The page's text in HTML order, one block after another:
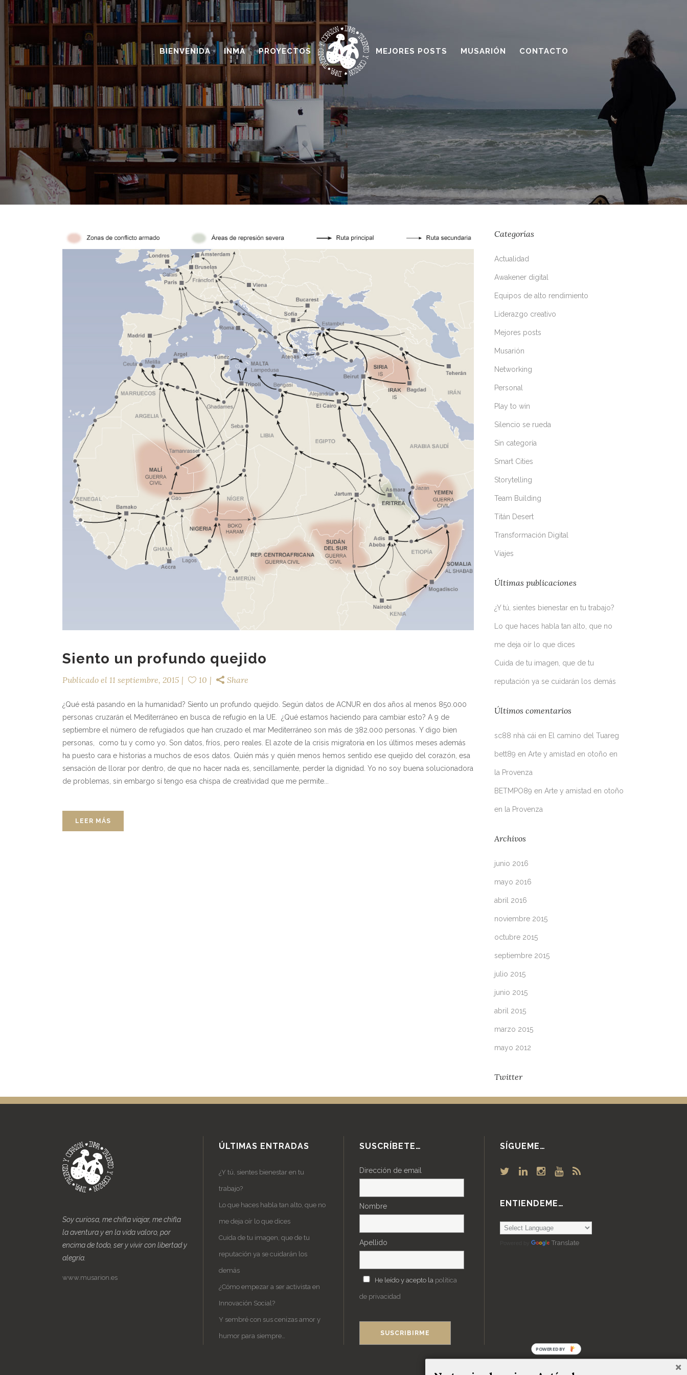
BIENVENIDA INMA PROYECTOS MEJORES POSTS MUSARIÓN CONTACTO
Siento un profundo quejido
Publicado el 11 septiembre, 2015 10 Share
¿Qué está pasando en la humanidad? Siento un profundo quejido. Según datos de ACNUR en dos años al menos 850.000
personas cruzarán el Mediterráneo en busca de refugio en la UE. ¿Qué estamos haciendo para cambiar esto? A 9 de
septiembre el número de refugiados que han cruzado el mar Mediterráneo son más de 382.000 personas. Y digo bien
personas, como tu y como yo. Son datos, fríos, pero reales. El azote de la crisis migratoria en los últimos meses además
ha puesto cara e historias a muchos de esos datos. Quién más y quién menos hemos sentido ese quejido del corazón, esa
sensación de llorar por dentro, de que no hacer nada es, sencillamente, perder la dignidad. Yo no soy buena solucionadora
de problemas, sin embargo sí tengo esa chispa de creatividad que me permite...
LEER MÁS
Categorías
Actualidad
Awakener digital
Equipos de alto rendimiento
Liderazgo creativo
Mejores posts
Musarión
Networking
Personal
Play to win
Silencio se rueda
Sin categoría
Smart Cities
Storytelling
Team Building
Titán Desert
Transformación Digital
Viajes
Últimas publicaciones
¿Y tú, sientes bienestar en tu trabajo?
Lo que haces habla tan alto, que no
me deja oír lo que dices
Cuida de tu imagen, que de tu
reputación ya se cuidarán los demás
Últimos comentarios
sc88 nhà cái en El camino del Tuareg
bett89 en Arte y amistad en otoño en
la Provenza
BETMPO89 en Arte y amistad en otoño
en la Provenza
Archivos
junio 2016
mayo 2016
abril 2016
noviembre 2015
octubre 2015
septiembre 2015
julio 2015
junio 2015
abril 2015
marzo 2015
mayo 2012
Twitter
Soy curiosa, me chifla viajar, me chifla
la aventura y en la vida valoro, por
encima de todo, ser y vivir con libertad y
alegría.
www.musarion.es
ÚLTIMAS ENTRADAS
¿Y tú, sientes bienestar en tu
trabajo?
Lo que haces habla tan alto, que no
me deja oír lo que dices
Cuida de tu imagen, que de tu
reputación ya se cuidarán los
demás
¿Cómo empezar a ser activista en
Innovación Social?
Y sembré con sus cenizas amor y
humor para siempre…
SUSCRÍBETE…
Dirección de email
Nombre
Apellido
He leído y acepto la política
de privacidad
SÍGUEME…
ENTIENDEME…
Translate
POWERED
BY